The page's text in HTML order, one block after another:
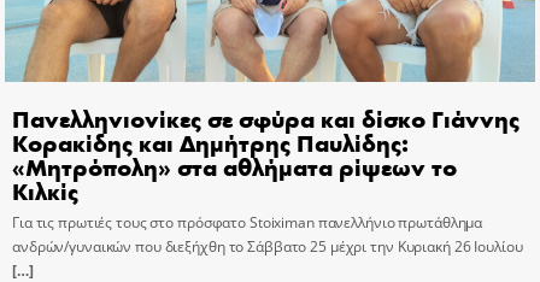
Πανελληνιονίκες σε σφύρα και δίσκο Γιάννης
Κορακίδης και Δημήτρης Παυλίδης:
«Μητρόπολη» στα αθλήματα ρίψεων το
Κιλκίς
Για τις πρωτιές τους στο πρόσφατο Stoiximan πανελλήνιο πρωτάθλημα
ανδρών/γυναικών που διεξήχθη το Σάββατο 25 μέχρι την Κυριακή 26 Ιουλίου
[…]